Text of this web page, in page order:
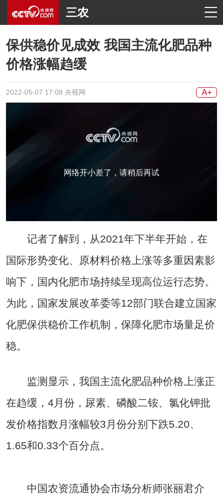
三农
保供稳价见成效 我国主流化肥品种
价格涨幅趋缓
2022-05-07 17:08 央视网 A+
网络开小差了，请稍后再试
记者了解到，从2021年下半年开始，在
国际形势变化、原材料价格上涨等多重因素影
响下，国内化肥市场持续呈现高位运行态势。
为此，国家发展改革委等12部门联合建立国家
化肥保供稳价工作机制，保障化肥市场量足价
稳。
监测显示，我国主流化肥品种价格上涨正
在趋缓，4月份，尿素、磷酸二铵、氯化钾批
发价格指数月涨幅较3月份分别下跌5.20、
1.65和0.33个百分点。
中国农资流通协会市场分析师张丽君介